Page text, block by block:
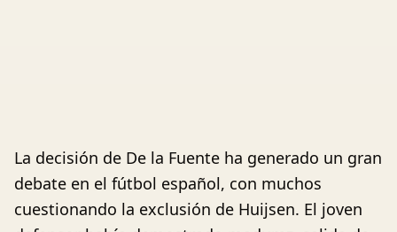
La decisión de De la Fuente ha generado un gran
debate en el fútbol español, con muchos
cuestionando la exclusión de Huijsen. El joven